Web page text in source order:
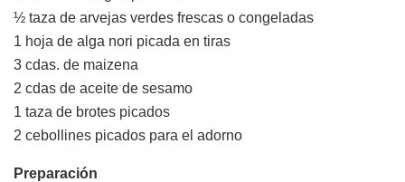
½ taza de arvejas verdes frescas o congeladas
1 hoja de alga nori picada en tiras
3 cdas. de maizena
2 cdas de aceite de sesamo
1 taza de brotes picados
2 cebollines picados para el adorno
Preparación